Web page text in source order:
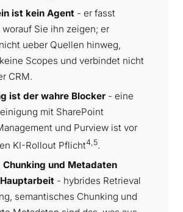
ist kein Agent - er fasst
worauf Sie ihn zeigen; er
ueber Quellen hinweg,
Scopes und verbindet nicht
CRM.
ist der wahre Blocker - eine
mit SharePoint
und Purview ist vor
KI-Rollout Pflicht4,5.
Chunking und Metadaten
- hybrides Retrieval
semantisches Chunking und